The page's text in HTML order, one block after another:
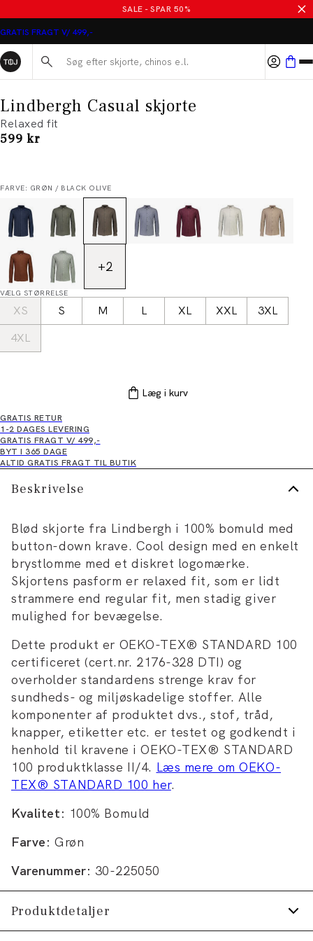
SALE - SPAR 50%
GRATIS FRAGT V/ 499,-
Søg her...
Lindbergh Casual skjorte
Relaxed fit
I alt (inkl. rabat)
599 kr
FARVE: GRØN / BLACK OLIVE
+2
VÆLG STØRRELSE
XS S M L XL XXL
3XL
4XL
Læg i kurv
GRATIS RETUR
1-2 DAGES LEVERING
GRATIS FRAGT V/ 499,-
BYT I 365 DAGE
ALTID GRATIS FRAGT TIL BUTIK
Beskrivelse
Blød skjorte fra Lindbergh i 100% bomuld med
button-down krave. Cool design med en enkelt
brystlomme med et diskret logomærke.
Skjortens pasform er relaxed fit, som er lidt
strammere end regular fit, men stadig giver
mulighed for bevægelse.
Dette produkt er OEKO-TEX® STANDARD 100
certificeret (cert.nr. 2176-328 DTI) og
overholder standardens strenge krav for
sundheds- og miljøskadelige stoffer. Alle
komponenter af produktet dvs., stof, tråd,
knapper, etiketter etc. er testet og godkendt i
henhold til kravene i OEKO-TEX® STANDARD
100 produktklasse II/4. Læs mere om OEKO-
TEX® STANDARD 100 her.
Kvalitet: 100% Bomuld
Farve: Grøn
Varenummer: 30-225050
Produktdetaljer